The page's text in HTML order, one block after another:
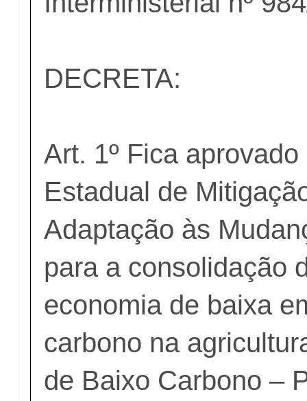
DECRETA:
Art. 1º Fica
Estadual de
Adaptação às
para a consolidação
economia de baixa
carbono na
de Baixo Carbono –